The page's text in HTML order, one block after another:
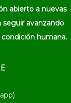
abierto a nuevas
seguir avanzando
humana.